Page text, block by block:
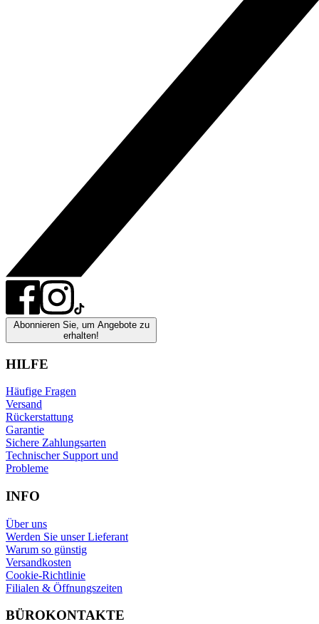
Abonnieren Sie, um Angebote zu
erhalten!
HILFE
Häufige Fragen
Versand
Rückerstattung
Garantie
Sichere Zahlungsarten
Technischer Support und
Probleme
INFO
Über uns
Werden Sie unser Lieferant
Warum so günstig
Versandkosten
Cookie-Richtlinie
Filialen & Öffnungszeiten
BÜROKONTAKTE